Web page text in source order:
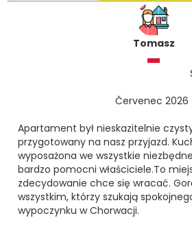
Tomasz
Červenec 2026
Apartament był nieskazitelnie
przygotowany na nasz przyjazd.
wyposażona we wszystkie
bardzo pomocni właściciele.To
zdecydowanie chce się wracać.
wszystkim, którzy szukają
wypoczynku w Chorwacji.